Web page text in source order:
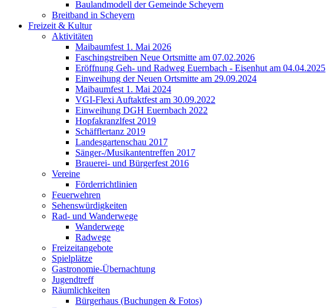
Baulandmodell der Gemeinde Scheyern
Breitband in Scheyern
Freizeit & Kultur
Aktivitäten
Maibaumfest 1. Mai 2026
Faschingstreiben Neue Ortsmitte am 07.02.2026
Eröffnung Geh- und Radweg Euernbach - Eisenhut am 04.04.2025
Einweihung der Neuen Ortsmitte am 29.09.2024
Maibaumfest 1. Mai 2024
VGI-Flexi Auftaktfest am 30.09.2022
Einweihung DGH Euernbach 2022
Hopfakranzlfest 2019
Schäfflertanz 2019
Landesgartenschau 2017
Sänger-/Musikantentreffen 2017
Brauerei- und Bürgerfest 2016
Vereine
Förderrichtlinien
Feuerwehren
Sehenswürdigkeiten
Rad- und Wanderwege
Wanderwege
Radwege
Freizeitangebote
Spielplätze
Gastronomie-Übernachtung
Jugendtreff
Räumlichkeiten
Bürgerhaus (Buchungen & Fotos)